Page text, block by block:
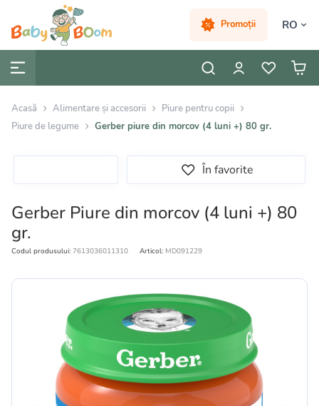
Promoții RO
Acasă Alimentare și accesorii
Piure pentru copii
Piure de legume
Gerber piure din morcov (4 luni +) 80 gr.
În favorite
Gerber Piure din morcov (4 luni +) 80
gr.
Codul produsului: 7613036011310 Articol: MD091229